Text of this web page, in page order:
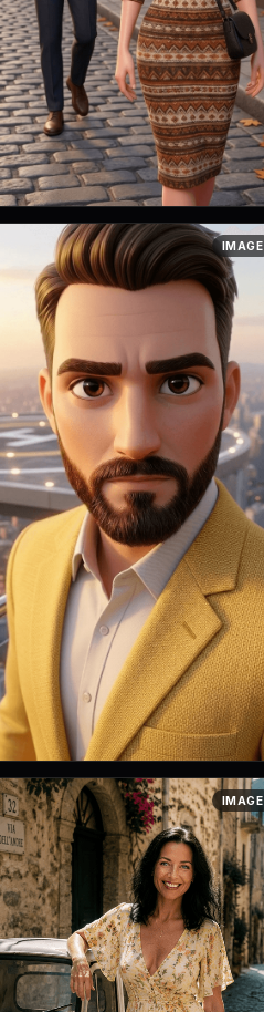
Art style: 3D анимация с мягким
освещением. Таша отворачивается от
Маркуса, ее взгляд устремлен куда-то
в сторону. Она выглядит раздраже...
IMAGE
Art style: 3D анимация с мягким
освещением. Крупный план лица
Маркуса. Он смотрит прямо в камеру,
его взгляд твердый и непоколебимый.
Ег...
IMAGE